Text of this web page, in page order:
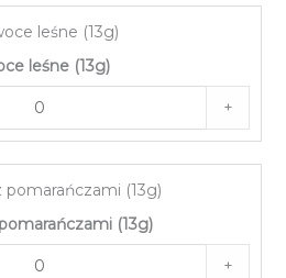
leśne (13g)
+
(13g)
+